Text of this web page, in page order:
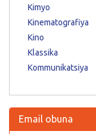
Kimyo
Kinematografiya
Kino
Klassika
Kommunikatsiya
Email obuna